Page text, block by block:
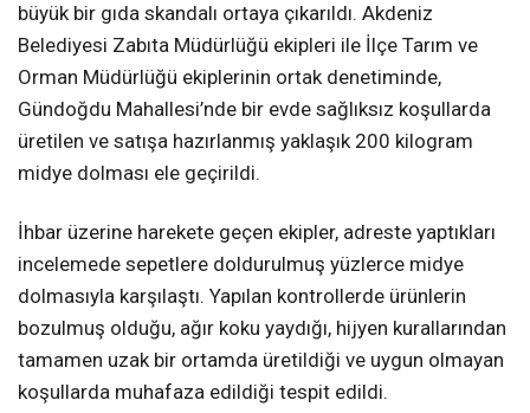
büyük bir gıda skandalı ortaya çıkarıldı. Akdeniz
Belediyesi Zabıta Müdürlüğü ekipleri ile İlçe Tarım ve
Orman Müdürlüğü ekiplerinin ortak denetiminde,
Gündoğdu Mahallesi’nde bir evde sağlıksız koşullarda
üretilen ve satışa hazırlanmış yaklaşık 200 kilogram
midye dolması ele geçirildi.
İhbar üzerine harekete geçen ekipler, adreste yaptıkları
incelemede sepetlere doldurulmuş yüzlerce midye
dolmasıyla karşılaştı. Yapılan kontrollerde ürünlerin
bozulmuş olduğu, ağır koku yaydığı, hijyen kurallarından
tamamen uzak bir ortamda üretildiği ve uygun olmayan
koşullarda muhafaza edildiği tespit edildi.